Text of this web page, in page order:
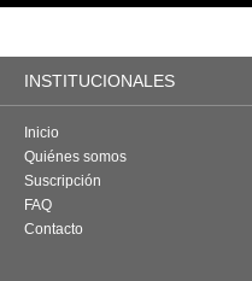
INSTITUCIONALES
Inicio
Quiénes somos
Suscripción
FAQ
Contacto